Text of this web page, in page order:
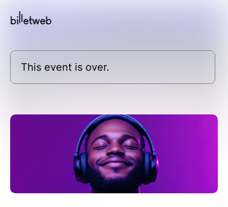
This event is over.